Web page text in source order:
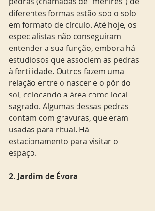
diferentes formas estão sob o solo
em formato de círculo. Até hoje, os
especialistas não conseguiram
entender a sua função, embora há
estudiosos que associem as pedras
à fertilidade. Outros fazem uma
relação entre o nascer e o pôr do
sol, colocando a área como local
sagrado. Algumas dessas pedras
contam com gravuras, que eram
usadas para ritual. Há
estacionamento para visitar o
espaço.
2. Jardim de Évora